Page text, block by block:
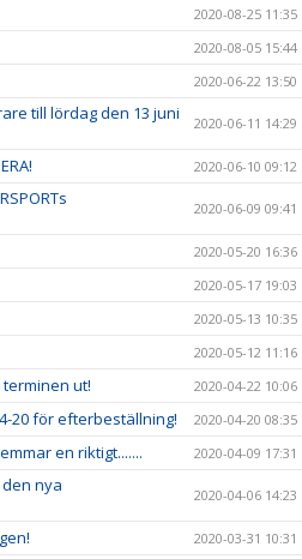
2020-08-25 11:35
2020-08-05 15:44
2020-06-22 13:50
till lördag den 13 juni
2020-06-11 14:29
2020-06-10 09:12
2020-06-09 09:41
2020-05-20 16:36
2020-05-17 19:03
2020-05-13 10:35
2020-05-12 11:16
ut! 2020-04-22 10:06
20 för efterbeställning! 2020-04-20 08:35
en riktigt....... 2020-04-09 17:31
nya
2020-04-06 14:23
2020-03-31 10:31